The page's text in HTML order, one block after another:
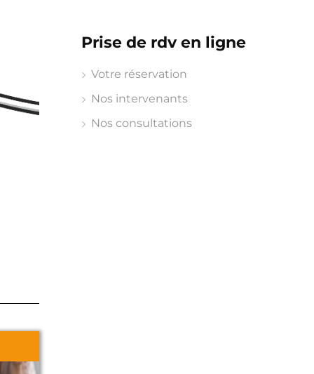
Prise de rdv en ligne
Votre réservation
Nos intervenants
Nos consultations